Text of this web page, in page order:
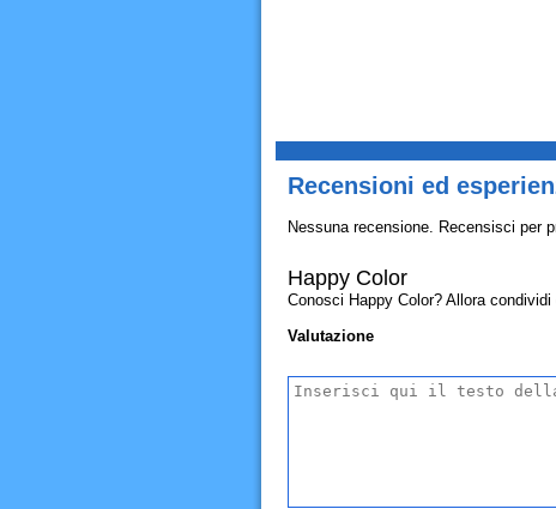
Recensioni ed
Nessuna recensione. Recensisci per
Happy Color
Conosci Happy Color? Allora
Valutazione